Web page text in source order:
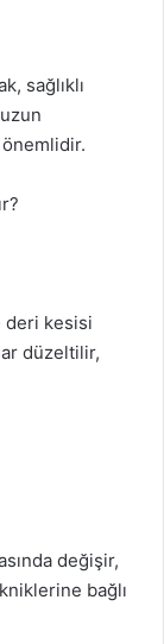
sağlıklı
deri kesisi
düzeltilir,
değişir,
bağlı